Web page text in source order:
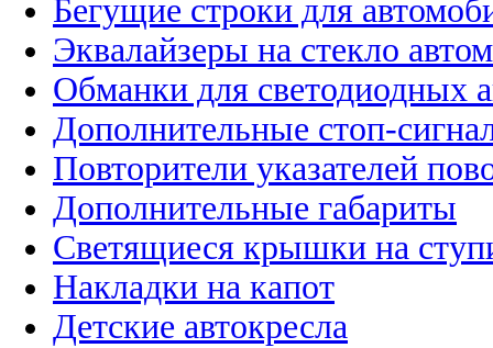
Бегущие строки для
Эквалайзеры на стекло
Обманки для светодиодных
Дополнительные стоп-
Повторители указателей
Дополнительные габариты
Светящиеся крышки на
Накладки на капот
Детские автокресла